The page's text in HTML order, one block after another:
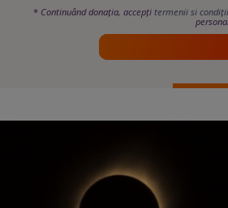
* Continuând donația, accepțitermenii si